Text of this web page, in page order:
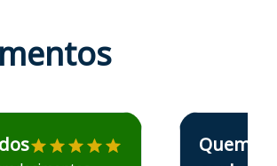
recomenda o Aprova Concursos emEstudante Elais
Quem